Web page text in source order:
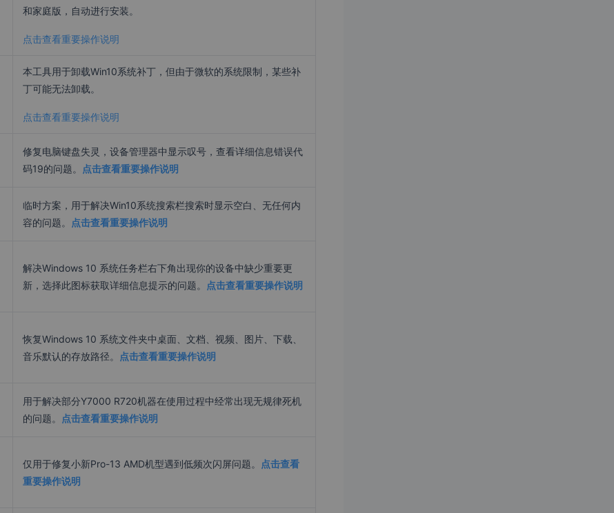
和家庭版，自动进行安装。
点击查看重要操作说明
本工具用于卸载Win10系统补丁，但由于微软的系统限制，某些补
丁可能无法卸载。
点击查看重要操作说明
修复电脑键盘失灵，设备管理器中显示叹号，查看详细信息错误代
码19的问题。
点击查看重要操作说明
临时方案，用于解决Win10系统搜索栏搜索时显示空白、无任何内
容的问题。
点击查看重要操作说明
解决Windows 10 系统任务栏右下角出现你的设备中缺少重要更
新，选择此图标获取详细信息提示的问题。
点击查看重要操作说明
恢复Windows 10 系统文件夹中桌面、文档、视频、图片、下载、
音乐默认的存放路径。
点击查看重要操作说明
用于解决部分Y7000 R720机器在使用过程中经常出现无规律死机
的问题。
点击查看重要操作说明
仅用于修复小新Pro-13 AMD机型遇到低频次闪屏问题。
点击查看
重要操作说明